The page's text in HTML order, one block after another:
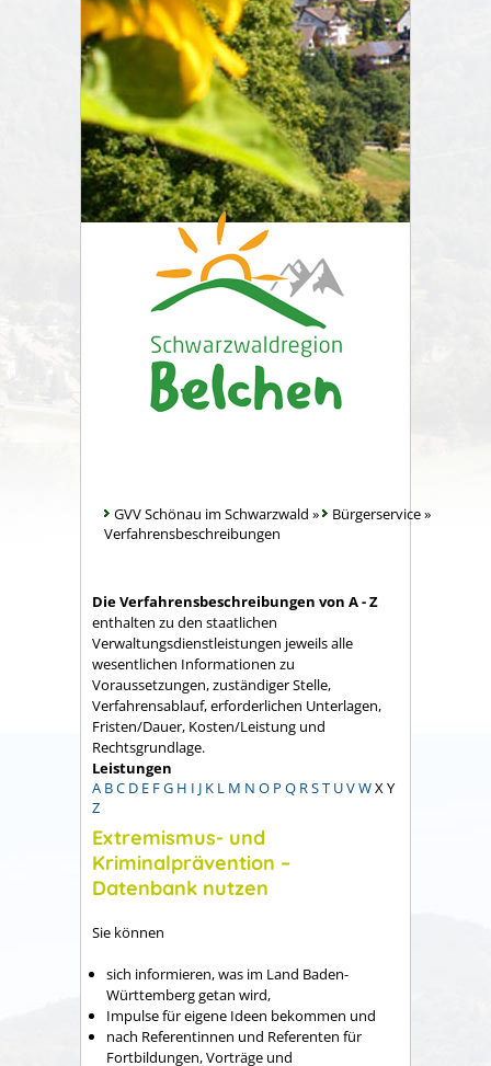
GVV Schönau im Schwarzwald » Bürgerservice»
Verfahrensbeschreibungen
Die Verfahrensbeschreibungen von A - Z
enthalten zu den staatlichen
Verwaltungsdienstleistungen jeweils alle
wesentlichen Informationen zu
Voraussetzungen, zuständiger Stelle,
Verfahrensablauf, erforderlichen Unterlagen,
Fristen/Dauer, Kosten/Leistung und
Rechtsgrundlage.
Leistungen
A BC D E FG H I J K L M N O P Q RST UVWX Y
Z
Extremismus- und
Kriminalprävention –
Datenbank nutzen
Sie können
sich informieren, was im Land Baden-
Württemberg getan wird,
Impulse für eigene Ideen bekommen und
nach Referentinnen und Referenten für
Fortbildungen, Vorträge und